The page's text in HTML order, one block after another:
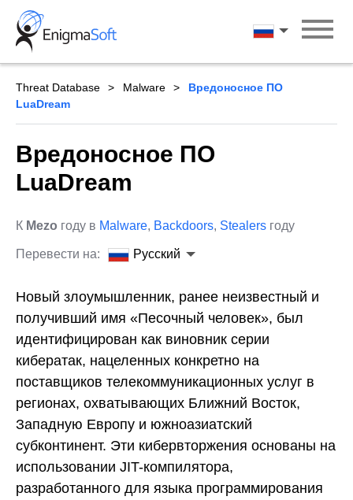
Skip
content
Русский
Threat Database Malware
Вредоносное ПО
LuaDream
Вредоносное ПО
LuaDream
К Mezo году в Malware, Backdoors, Stealers году
Перевести на: Русский
Новый злоумышленник, ранее неизвестный и
получивший имя «Песочный человек», был
идентифицирован как виновник серии
кибератак, нацеленных конкретно на
поставщиков телекоммуникационных услуг в
регионах, охватывающих Ближний Восток,
Западную Европу и южноазиатский
субконтинент. Эти кибервторжения основаны на
использовании JIT-компилятора,
разработанного для языка программирования